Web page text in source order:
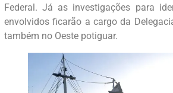
Federal. Já as investigações para
envolvidos ficarão a cargo da
também no Oeste potiguar.